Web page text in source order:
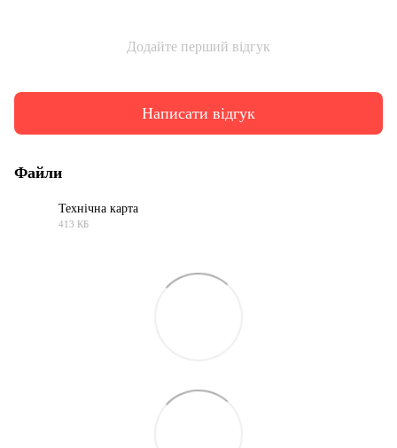
Додайте перший відгук
Написати відгук
Файли
Технічна карта
413 КБ